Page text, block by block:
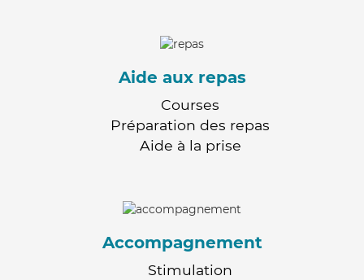
Aide aux repas
Courses
Préparation des repas
Aide à la prise
Accompagnement
Stimulation